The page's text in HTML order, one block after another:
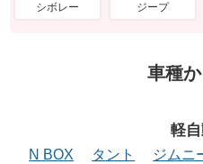
シボレー ジープ
車種
軽
N BOX タント ジムニ